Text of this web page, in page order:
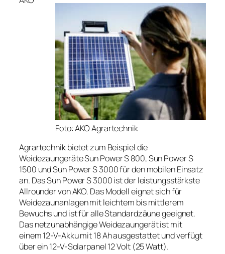
Foto: AKO Agrartechnik
Agrartechnik bietet zum Beispiel die
Weidezaungeräte Sun Power S 800, Sun Power S
1500 und Sun Power S 3000 für den mobilen Einsatz
an. Das Sun Power S 3000 ist der leistungsstärkste
Allrounder von AKO. Das Modell eignet sich für
Weidezaunanlagen mit leichtem bis mittlerem
Bewuchs und ist für alle Standardzäune geeignet.
Das netzunabhängige Weidezaungerät ist mit
einem 12-V-Akku mit 18 Ah ausgestattet und verfügt
über ein 12-V-Solarpanel 12 Volt (25 Watt).